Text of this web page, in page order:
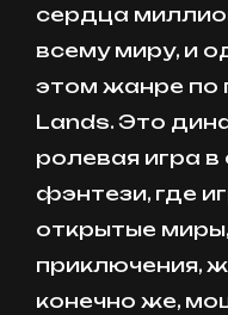
сердца
всему миру, и
этом жанре по
Lands. Это
ролевая игра в
фэнтези, где
открытые
приключения,
конечно же,